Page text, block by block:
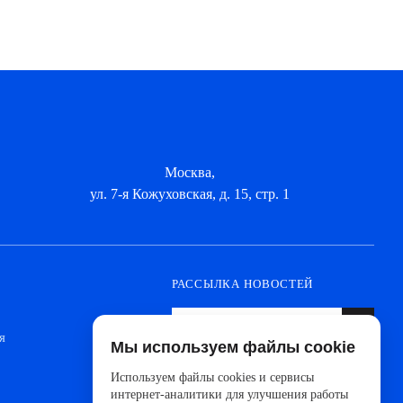
Москва,
ул. 7-я Кожуховская, д. 15, стр. 1
РАССЫЛКА НОВОСТЕЙ
новинок от ведущих производителей и
новостей АйДистрибьют
Мы используем файлы cookie
Используем файлы cookies и сервисы
интернет-аналитики для улучшения работы